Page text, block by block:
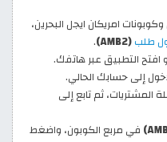
امريكان ايجل البحرين،
طلب(AMB2)
.
افتح التطبيق عبر هاتفك.
إلى حسابك الحالي.
ثم تابع إلى
في مربع الكوبون، واضغط